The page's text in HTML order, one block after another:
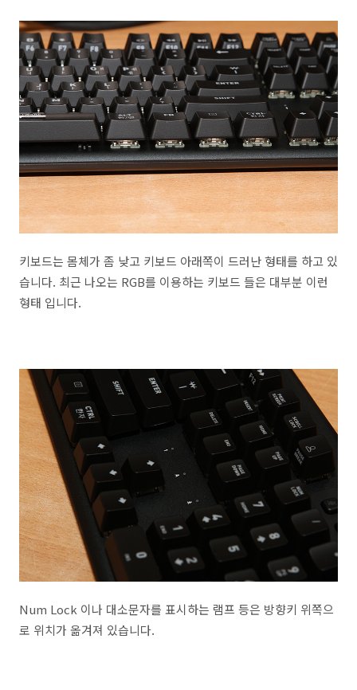
키보드는 몸체가 좀 낮고 키보드 아래쪽이 드러난 형태를 하고 있
습니다. 최근 나오는 RGB를 이용하는 키보드 들은 대부분 이런
형태 입니다.
Num Lock 이나 대소문자를 표시하는 램프 등은 방향키 위쪽으
로 위치가 옮겨져 있습니다.